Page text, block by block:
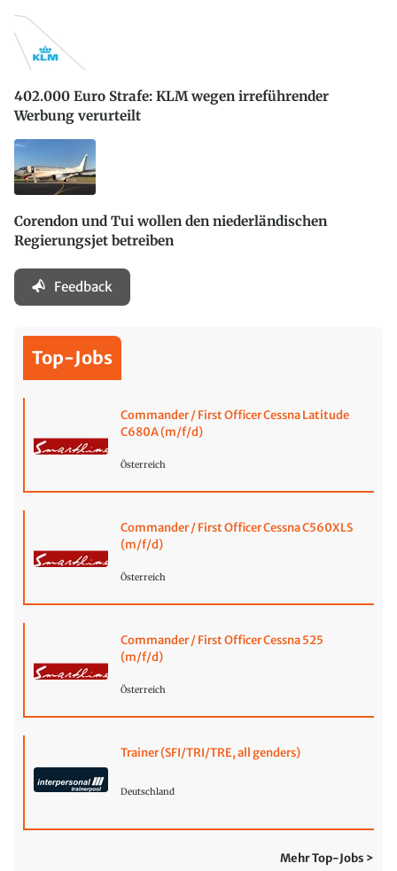
402.000 Euro Strafe: KLM wegen irreführender
Werbung verurteilt
Corendon und Tui wollen den niederländischen
Regierungsjet betreiben
Feedback
Top-Jobs
Commander / First Officer Cessna Latitude
C680A (m/f/d)
Österreich
Commander / First Officer Cessna C560XLS
(m/f/d)
Österreich
Commander / First Officer Cessna 525
(m/f/d)
Österreich
Trainer (SFI/TRI/TRE, all genders)
Deutschland
Mehr Top-Jobs >